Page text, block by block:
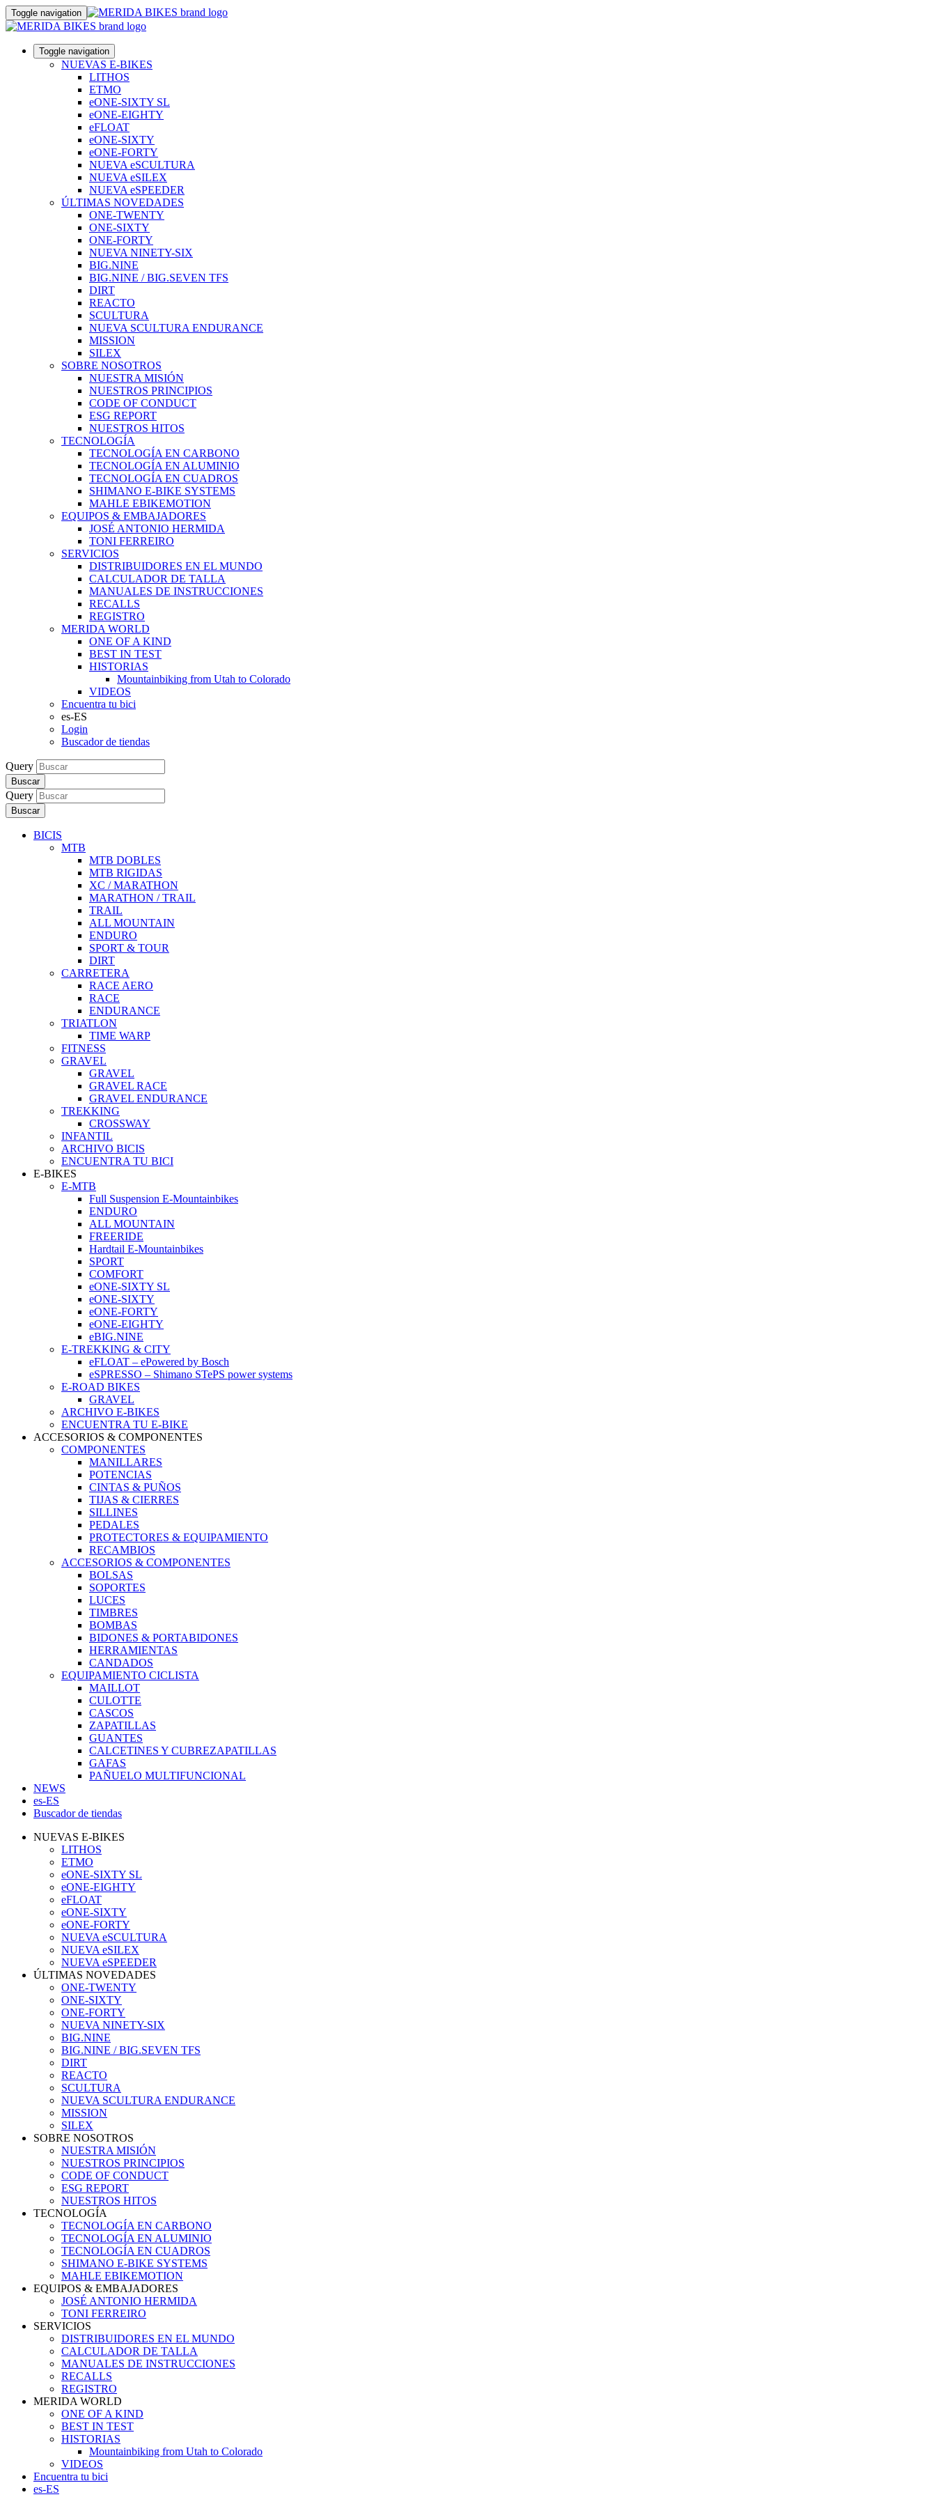
Toggle navigation
Toggle navigation
NUEVAS E-BIKES
LITHOS
ETMO
eONE-SIXTY SL
eONE-EIGHTY
eFLOAT
eONE-SIXTY
eONE-FORTY
NUEVA eSCULTURA
NUEVA eSILEX
NUEVA eSPEEDER
ÚLTIMAS NOVEDADES
ONE-TWENTY
ONE-SIXTY
ONE-FORTY
NUEVA NINETY-SIX
BIG.NINE
BIG.NINE / BIG.SEVEN TFS
DIRT
REACTO
SCULTURA
NUEVA SCULTURA ENDURANCE
MISSION
SILEX
SOBRE NOSOTROS
NUESTRA MISIÓN
NUESTROS PRINCIPIOS
CODE OF CONDUCT
ESG REPORT
NUESTROS HITOS
TECNOLOGÍA
TECNOLOGÍA EN CARBONO
TECNOLOGÍA EN ALUMINIO
TECNOLOGÍA EN CUADROS
SHIMANO E-BIKE SYSTEMS
MAHLE EBIKEMOTION
EQUIPOS & EMBAJADORES
JOSÉ ANTONIO HERMIDA
TONI FERREIRO
SERVICIOS
DISTRIBUIDORES EN EL MUNDO
CALCULADOR DE TALLA
MANUALES DE INSTRUCCIONES
RECALLS
REGISTRO
MERIDA WORLD
ONE OF A KIND
BEST IN TEST
HISTORIAS
Mountainbiking from Utah to Colorado
VIDEOS
Encuentra tu bici
es-ES
Login
Buscador de tiendas
Query
Buscar
Query
Buscar
BICIS
MTB
MTB DOBLES
MTB RIGIDAS
XC / MARATHON
MARATHON / TRAIL
TRAIL
ALL MOUNTAIN
ENDURO
SPORT & TOUR
DIRT
CARRETERA
RACE AERO
RACE
ENDURANCE
TRIATLON
TIME WARP
FITNESS
GRAVEL
GRAVEL
GRAVEL RACE
GRAVEL ENDURANCE
TREKKING
CROSSWAY
INFANTIL
ARCHIVO BICIS
ENCUENTRA TU BICI
E-BIKES
E-MTB
Full Suspension E-Mountainbikes
ENDURO
ALL MOUNTAIN
FREERIDE
Hardtail E-Mountainbikes
SPORT
COMFORT
eONE-SIXTY SL
eONE-SIXTY
eONE-FORTY
eONE-EIGHTY
eBIG.NINE
E-TREKKING & CITY
eFLOAT – ePowered by Bosch
eSPRESSO – Shimano STePS power systems
E-ROAD BIKES
GRAVEL
ARCHIVO E-BIKES
ENCUENTRA TU E-BIKE
ACCESORIOS & COMPONENTES
COMPONENTES
MANILLARES
POTENCIAS
CINTAS & PUÑOS
TIJAS & CIERRES
SILLINES
PEDALES
PROTECTORES & EQUIPAMIENTO
RECAMBIOS
ACCESORIOS & COMPONENTES
BOLSAS
SOPORTES
LUCES
TIMBRES
BOMBAS
BIDONES & PORTABIDONES
HERRAMIENTAS
CANDADOS
EQUIPAMIENTO CICLISTA
MAILLOT
CULOTTE
CASCOS
ZAPATILLAS
GUANTES
CALCETINES Y CUBREZAPATILLAS
GAFAS
PAÑUELO MULTIFUNCIONAL
NEWS
es-ES
Buscador de tiendas
NUEVAS E-BIKES
LITHOS
ETMO
eONE-SIXTY SL
eONE-EIGHTY
eFLOAT
eONE-SIXTY
eONE-FORTY
NUEVA eSCULTURA
NUEVA eSILEX
NUEVA eSPEEDER
ÚLTIMAS NOVEDADES
ONE-TWENTY
ONE-SIXTY
ONE-FORTY
NUEVA NINETY-SIX
BIG.NINE
BIG.NINE / BIG.SEVEN TFS
DIRT
REACTO
SCULTURA
NUEVA SCULTURA ENDURANCE
MISSION
SILEX
SOBRE NOSOTROS
NUESTRA MISIÓN
NUESTROS PRINCIPIOS
CODE OF CONDUCT
ESG REPORT
NUESTROS HITOS
TECNOLOGÍA
TECNOLOGÍA EN CARBONO
TECNOLOGÍA EN ALUMINIO
TECNOLOGÍA EN CUADROS
SHIMANO E-BIKE SYSTEMS
MAHLE EBIKEMOTION
EQUIPOS & EMBAJADORES
JOSÉ ANTONIO HERMIDA
TONI FERREIRO
SERVICIOS
DISTRIBUIDORES EN EL MUNDO
CALCULADOR DE TALLA
MANUALES DE INSTRUCCIONES
RECALLS
REGISTRO
MERIDA WORLD
ONE OF A KIND
BEST IN TEST
HISTORIAS
Mountainbiking from Utah to Colorado
VIDEOS
Encuentra tu bici
es-ES